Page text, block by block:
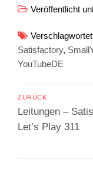
Veröffentlicht
Verschlagwortet
Satisfactory,
YouTubeDE
ZURÜCK
Vorheriger
Beitrag:
Leitungen –
Let’s Play 311